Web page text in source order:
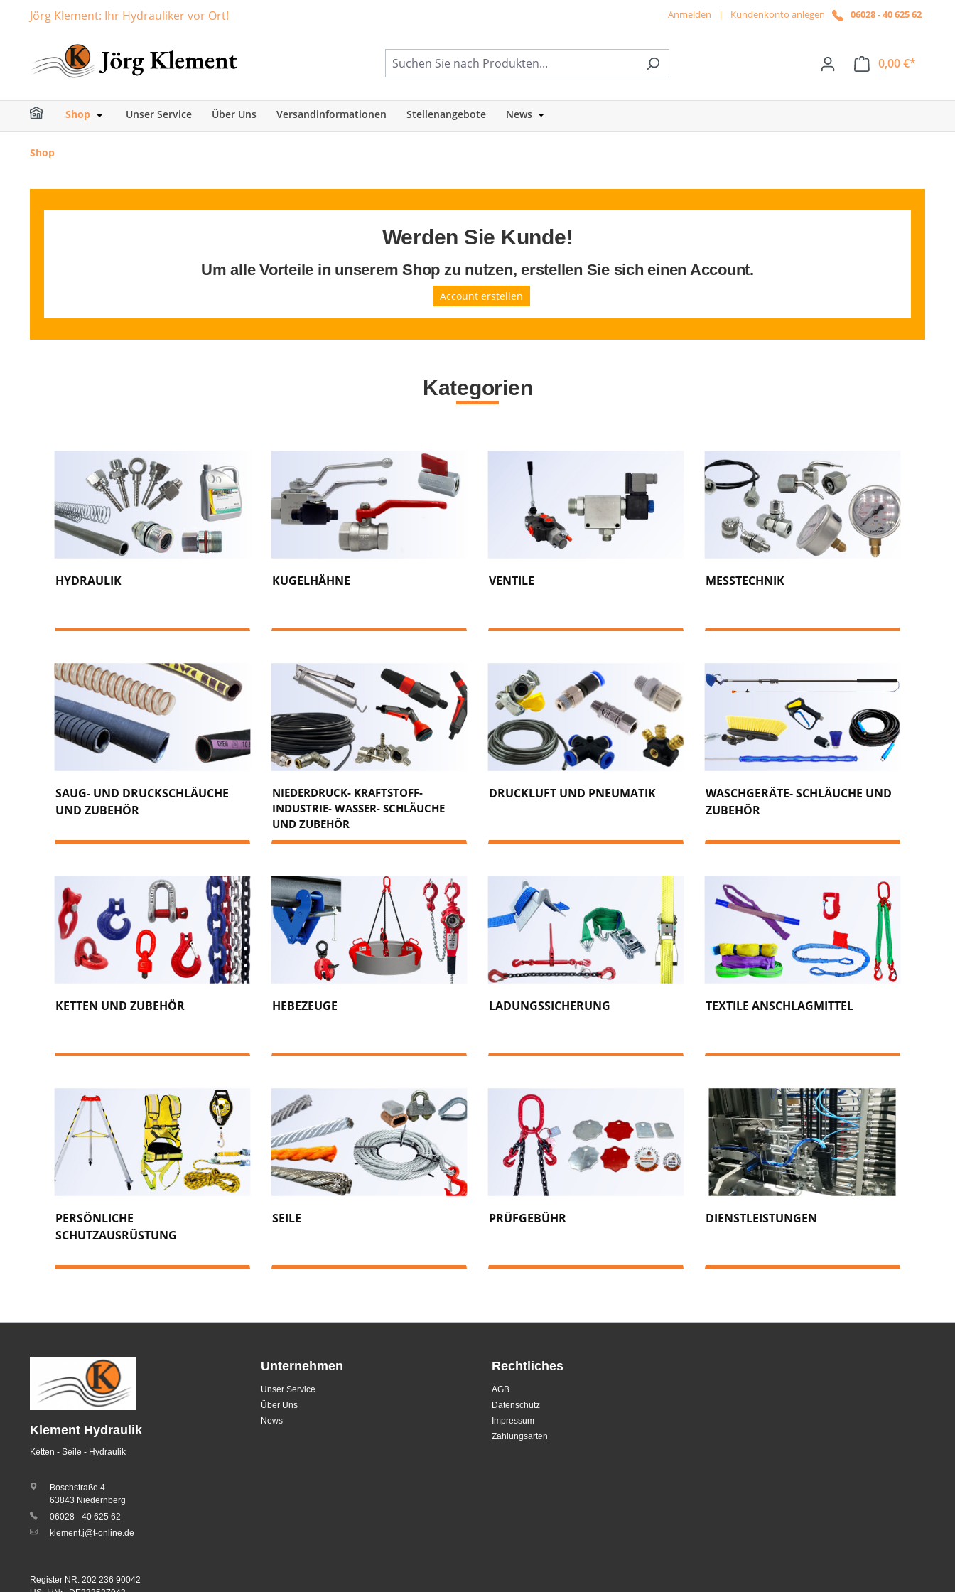
Zur Hauptnavigation springen
Jörg Klement: Ihr Hydrauliker vor Ort! Anmelden | Kundenkonto anlegen 06028 - 40 625 62
0,00 €*
Shop Öffne oder Schließe das Dropdown der Kategorie Shop
Unser Service Über Uns Versandinformationen Stellenangebote News Öffne oder Schließe das Dropdown der Kategorie News
Shop
Werden Sie Kunde!
Um alle Vorteile in unserem Shop zu nutzen, erstellen Sie sich einen Account.
Account erstellen
Kategorien
HYDRAULIK KUGELHÄHNE VENTILE MESSTECHNIK
SAUG- UND DRUCKSCHLÄUCHE
UND ZUBEHÖR
NIEDERDRUCK- KRAFTSTOFF-
INDUSTRIE- WASSER- SCHLÄUCHE
UND ZUBEHÖR
DRUCKLUFT UND PNEUMATIK
WASCHGERÄTE- SCHLÄUCHE UND
ZUBEHÖR
KETTEN UND ZUBEHÖR HEBEZEUGE LADUNGSSICHERUNG TEXTILE ANSCHLAGMITTEL
PERSÖNLICHE
SCHUTZAUSRÜSTUNG
SEILE PRÜFGEBÜHR DIENSTLEISTUNGEN
Klement Hydraulik
Ketten - Seile - Hydraulik
Boschstraße 4
63843 Niedernberg
06028 - 40 625 62
klement.j@t-online.de
Register NR: 202 236 90042
Unternehmen
Unser Service
Über Uns
News
Rechtliches
AGB
Datenschutz
Impressum
Zahlungsarten